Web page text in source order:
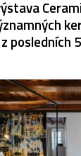
z posledních